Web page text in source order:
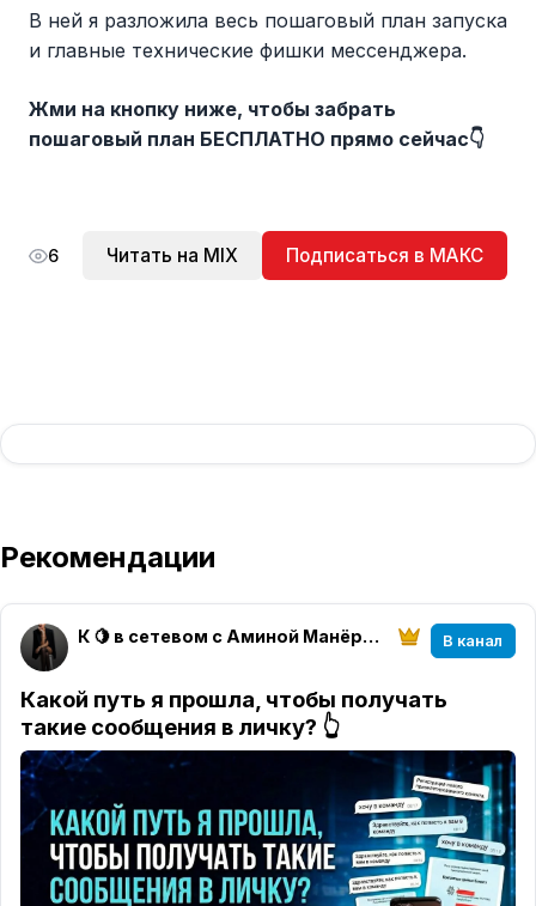
В ней я разложила весь пошаговый план запуска
и главные технические фишки мессенджера.
Жми на кнопку ниже, чтобы забрать
пошаговый план БЕСПЛАТНО прямо сейчас👇
6 Читать на MIX Подписаться в МАКС
Рекомендации
К 🍋 в сетевом с Аминой Манёровой В канал
Какой путь я прошла, чтобы получать
такие сообщения в личку? 👆